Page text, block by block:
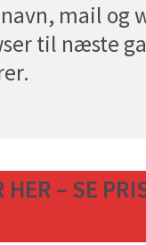
mail og
til næste
HER – SE